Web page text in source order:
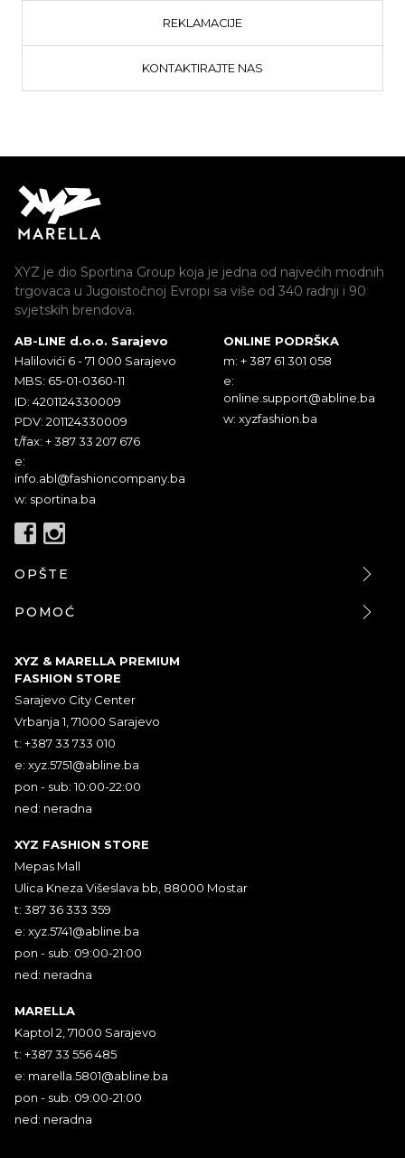
REKLAMACIJE
KONTAKTIRAJTE NAS
XYZ je dio Sportina Group koja je jedna od najvećih modnih
trgovaca u Jugoistočnoj Evropi sa više od 340 radnji i 90
svjetskih brendova.
AB-LINE d.o.o. Sarajevo
Halilovići 6 - 71 000 Sarajevo
MBS: 65-01-0360-11
ID: 4201124330009
PDV: 201124330009
t/fax: + 387 33 207 676
e:
info.abl@fashioncompany.ba
w: sportina.ba
ONLINE PODRŠKA
m: + 387 61 301 058
e:
online.support@abline.ba
w: xyzfashion.ba
OPŠTE
POMOĆ
XYZ & MARELLA PREMIUM
FASHION STORE
Sarajevo City Center
Vrbanja 1, 71000 Sarajevo
t: +387 33 733 010
e: xyz.5751@abline.ba
pon - sub: 10:00-22:00
ned: neradna
XYZ FASHION STORE
Mepas Mall
Ulica Kneza Višeslava bb, 88000 Mostar
t: 387 36 333 359
e: xyz.5741@abline.ba
pon - sub: 09:00-21:00
ned: neradna
MARELLA
Kaptol 2, 71000 Sarajevo
t: +387 33 556 485
e: marella.5801@abline.ba
pon - sub: 09:00-21:00
ned: neradna